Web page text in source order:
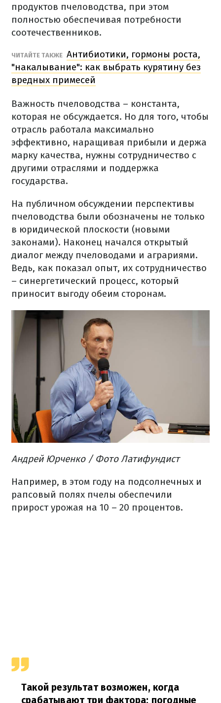
продуктов пчеловодства, при этом
полностью обеспечивая потребности
соотечественников.
ЧИТАЙТЕ ТАКЖЕ Антибиотики, гормоны роста,
"накалывание": как выбрать курятину без
вредных примесей
Важность пчеловодства – константа,
которая не обсуждается. Но для того, чтобы
отрасль работала максимально
эффективно, наращивая прибыли и держа
марку качества, нужны сотрудничество с
другими отраслями и поддержка
государства.
На публичном обсуждении перспективы
пчеловодства были обозначены не только
в юридической плоскости (новыми
законами). Наконец начался открытый
диалог между пчеловодами и аграриями.
Ведь, как показал опыт, их сотрудничество
– синергетический процесс, который
приносит выгоду обеим сторонам.
Андрей Юрченко / Фото Латифундист
Например, в этом году на подсолнечных и
рапсовый полях пчелы обеспечили
прирост урожая на 10 – 20 процентов.
Такой результат возможен, когда
срабатывают три фактора: погодные